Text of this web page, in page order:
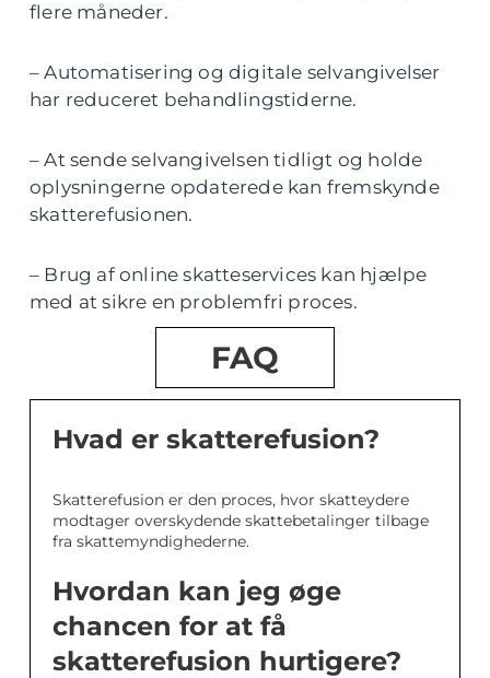
flere måneder.
– Automatisering og digitale selvangivelser
har reduceret behandlingstiderne.
– At sende selvangivelsen tidligt og holde
oplysningerne opdaterede kan fremskynde
skatterefusionen.
– Brug af online skatteservices kan hjælpe
med at sikre en problemfri proces.
FAQ
Hvad er skatterefusion?
Skatterefusion er den proces, hvor skatteydere
modtager overskydende skattebetalinger tilbage
fra skattemyndighederne.
Hvordan kan jeg øge
chancen for at få
skatterefusion hurtigere?